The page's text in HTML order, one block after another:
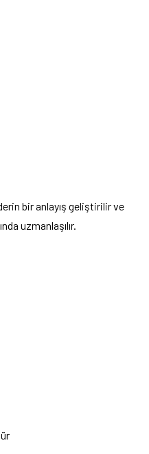
bir anlayış geliştirilir ve
uzmanlaşılır.